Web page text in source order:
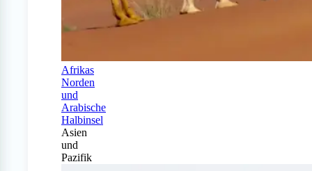
Afrikas
Norden
und
Arabische
Halbinsel
Asien
und
Pazifik